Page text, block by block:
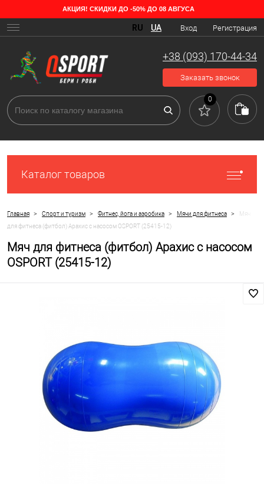
АКЦИЯ! СКИДКИ ДО -50% ДО 08 АВГУСА
Вход Регистрация
RU UA
+38 (093) 170-44-34
Заказать звонок
0
Каталог товаров
Главная > Спорт и туризм > Фитнес, йога и аэробика > Мячи для фитнеса >
Мяч
для фитнеса (фитбол) Арахис с насосом OSPORT (25415-12)
Мяч для фитнеса (фитбол) Арахис с насосом
OSPORT (25415-12)